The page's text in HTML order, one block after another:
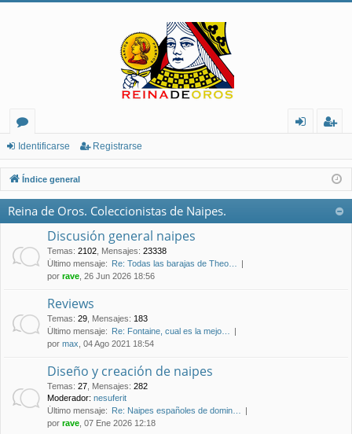
or
os
nt
ifi
ist
ra
Identificarse Registrarse
Índice general
Reina de Oros. Coleccionistas de Naipes.
Discusión general naipes
Temas: 2102 Mensajes: 23338
Último mensaje: Re: Todas las barajas de Theo…
por rave , 26 Jun 2026 18:56
Reviews
Temas: 29 Mensajes: 183
Último mensaje: Re: Fontaine, cual es la mejo…
por max , 04 Ago 2021 18:54
Diseño y creación de naipes
Temas: 27 Mensajes: 282
Moderador: nesuferit
Último mensaje: Re: Naipes españoles de domin…
por rave , 07 Ene 2026 12:18